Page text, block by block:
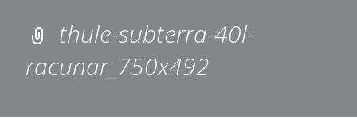
thule-subterra-40l-
racunar_750x492